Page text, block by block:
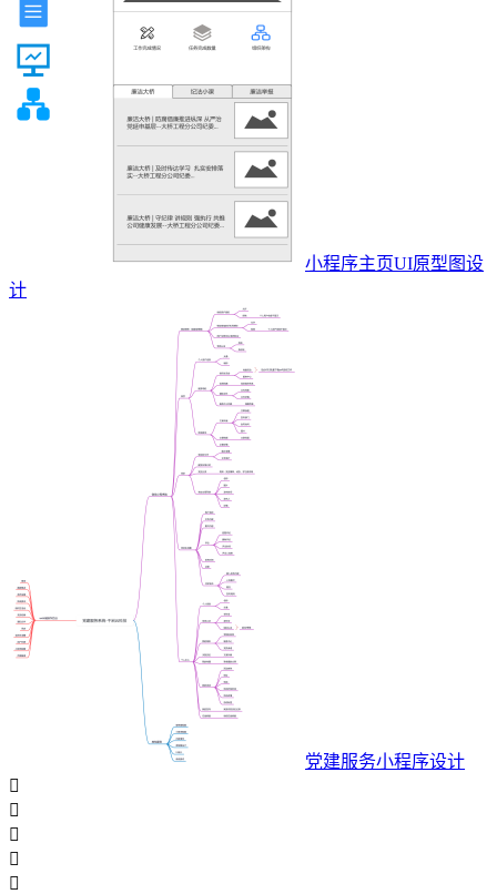
小程序主页UI原型图设
计
党建服务小程序设计




